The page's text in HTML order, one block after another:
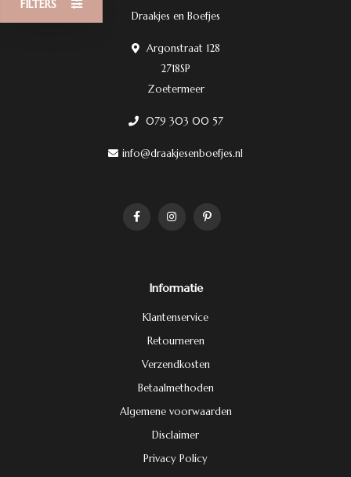
FILTERS
Draakjes en Boefjes
Argonstraat 128
2718SP
Zoetermeer
079 303 00 57
info@draakjesenboefjes.nl
Informatie
Klantenservice
Retourneren
Verzendkosten
Betaalmethoden
Algemene voorwaarden
Disclaimer
Privacy Policy